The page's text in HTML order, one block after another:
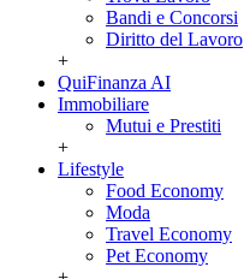
Bandi e Concorsi
Diritto del Lavoro
+
QuiFinanza AI
Immobiliare
Mutui e Prestiti
+
Lifestyle
Food Economy
Moda
Travel Economy
Pet Economy